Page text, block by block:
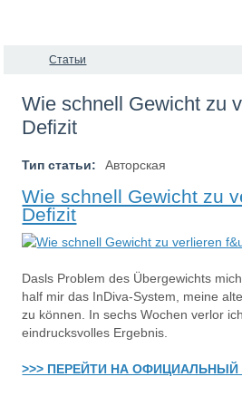
Статьи
Wie schnell Gewicht zu
Defizit
Тип статьи: Авторская
Wie schnell Gewicht zu
Defizit
Dasls Problem des Übergewichts
half mir das InDiva‑System, meine
zu können. In sechs Wochen verlor
eindrucksvolles Ergebnis.
>>> ПЕРЕЙТИ НА ОФИЦИАЛЬНЫЙ